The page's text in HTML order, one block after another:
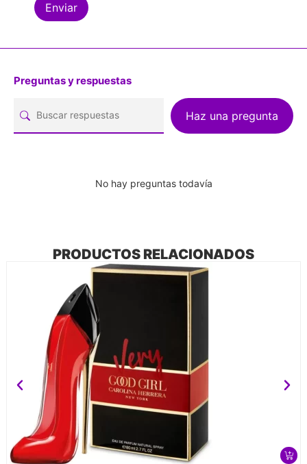
Preguntas y respuestas
Haz una pregunta
No hay preguntas todavía
PRODUCTOS RELACIONADOS